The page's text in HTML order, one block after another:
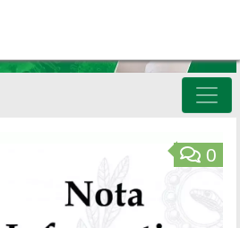
principal
0